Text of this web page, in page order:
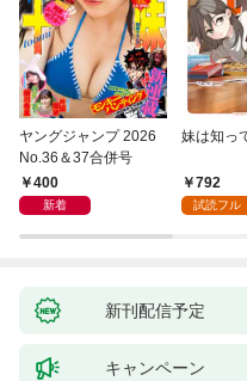
ヤングジャンプ 2026
No.36＆37合併号
400
新着
妹は知っ
792
試読フル
新刊配信予定
キャンペーン